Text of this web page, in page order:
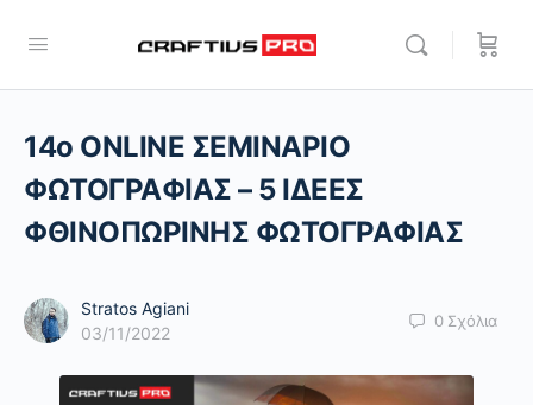
14o ONLINE ΣΕΜΙΝΑΡΙΟ
ΦΩΤΟΓΡΑΦΙΑΣ – 5 ΙΔΕΕΣ
ΦΘΙΝΟΠΩΡΙΝΗΣ ΦΩΤΟΓΡΑΦΙΑΣ
Stratos Agiani
03/11/2022
0 Σχόλια